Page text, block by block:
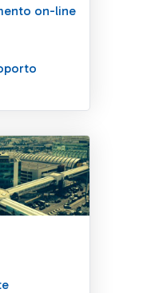
on-line